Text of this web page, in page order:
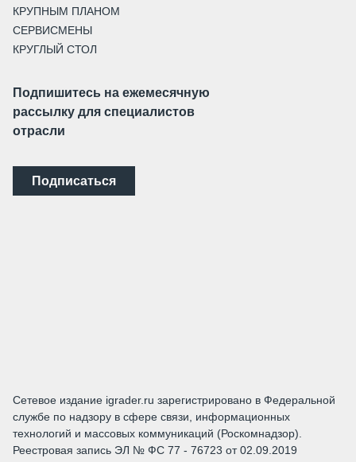
КРУПНЫМ ПЛАНОМ
СЕРВИСМЕНЫ
КРУГЛЫЙ СТОЛ
Подпишитесь на ежемесячную
рассылку для специалистов
отрасли
Подписаться
Сетевое издание igrader.ru зарегистрировано в Федеральной
службе по надзору в сфере связи, информационных
технологий и массовых коммуникаций (Роскомнадзор).
Реестровая запись ЭЛ № ФС 77 - 76723 от 02.09.2019